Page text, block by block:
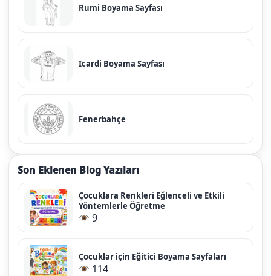
Rumi Boyama Sayfası
Icardi Boyama Sayfası
Fenerbahçe
Son Eklenen Blog Yazıları
Çocuklara Renkleri Eğlenceli ve Etkili
Yöntemlerle Öğretme
9
Çocuklar için Eğitici Boyama Sayfaları
114